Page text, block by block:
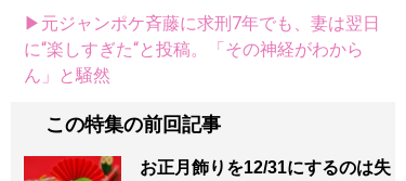
▶元ジャンポケ斉藤に求刑7年でも、妻は翌日
に“楽しすぎた“と投稿。「その神経がわから
ん」と騒然
この特集の前回記事
お正月飾りを12/31にするのは失